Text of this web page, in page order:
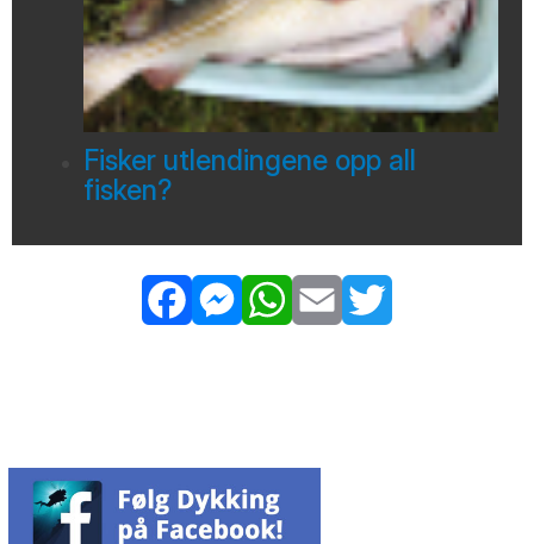
Fisker utlendingene opp all
fisken?